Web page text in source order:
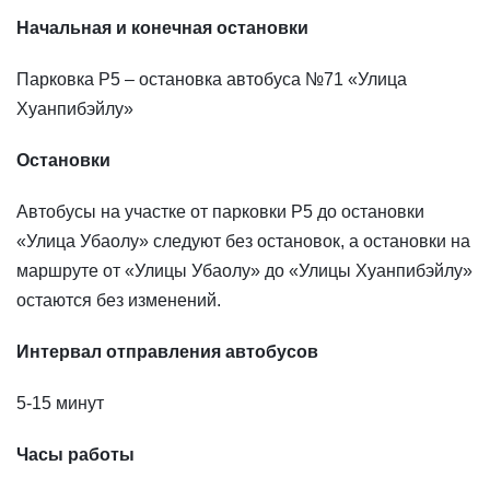
Начальная и конечная остановки
Парковка P5 – остановка автобуса №71 «Улица
Хуанпибэйлу»
Остановки
Автобусы на участке от парковки P5 до остановки
«Улица Убаолу» следуют без остановок, а остановки на
маршруте от «Улицы Убаолу» до «Улицы Хуанпибэйлу»
остаются без изменений.
Интервал отправления автобусов
5-15 минут
Часы работы